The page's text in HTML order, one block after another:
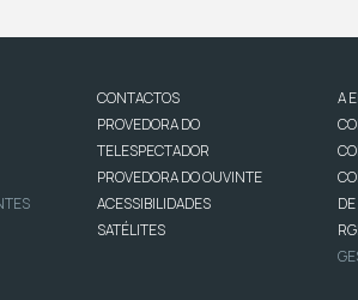
CONTACTOS
PROVEDORA DO
TELESPECTADOR
PROVEDORA DO OUVINTE
ACESSIBILIDADES
SATÉLITES
A